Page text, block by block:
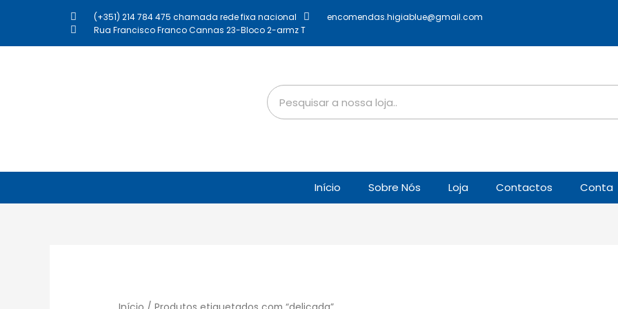
(+351) 214 784 475 chamada rede fixa nacional
encomendas.higiablue@gmail.com
Rua Francisco Franco Cannas 23-Bloco 2-armz T
Início Sobre Nós Loja Contactos Conta